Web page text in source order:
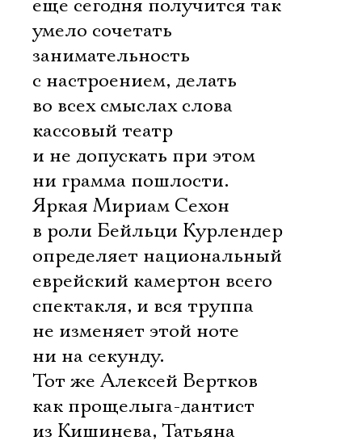
еще сегодня получится так
умело сочетать
занимательность
с настроением, делать
во всех смыслах слова
кассовый театр
и не допускать при этом
ни грамма пошлости.
Яркая Мириам Сехон
в роли Бейльци Курлендер
определяет национальный
еврейский камертон всего
спектакля, и вся труппа
не изменяет этой ноте
ни на секунду.
Тот же Алексей Вертков
как прощелыга-дантист
из Кишинева, Татьяна